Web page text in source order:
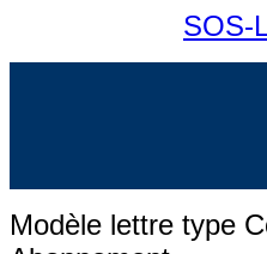
SOS-
Modèle lettre type